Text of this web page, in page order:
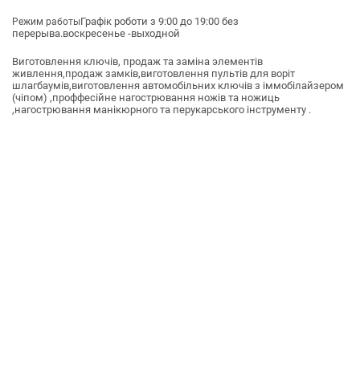
Режим работыГрафік роботи з 9:00 до 19:00 без
перерыва.воскресенье -выходной
Виготовлення ключів, продаж та заміна элементів
живлення,продаж замків,виготовлення пультів для воріт
шлагбаумів,виготовлення автомобільних ключів з іммобілайзером
(чіпом) ,проффесійне нагострювання ножів та ножиць
,нагострювання манікюрного та перукарського інструменту .